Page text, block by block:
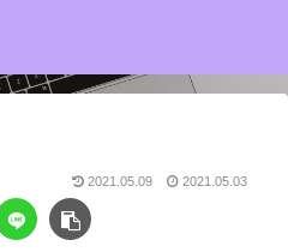
2021.05.09 2021.05.03